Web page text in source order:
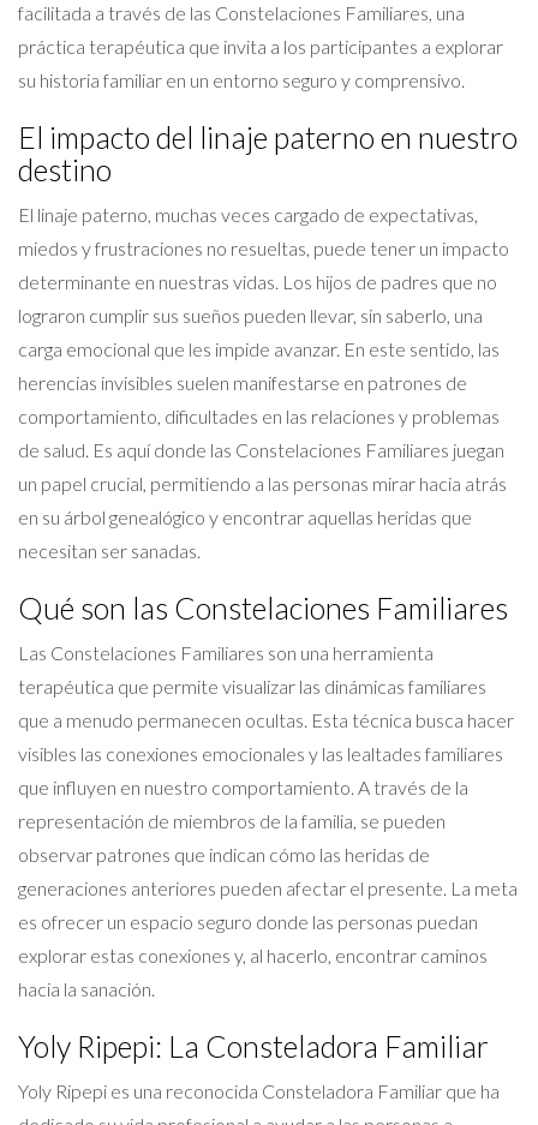
facilitada a través de las Constelaciones Familiares, una
práctica terapéutica que invita a los participantes a explorar
su historia familiar en un entorno seguro y comprensivo.
El impacto del linaje paterno en nuestro
destino
El linaje paterno, muchas veces cargado de expectativas,
miedos y frustraciones no resueltas, puede tener un impacto
determinante en nuestras vidas. Los hijos de padres que no
lograron cumplir sus sueños pueden llevar, sin saberlo, una
carga emocional que les impide avanzar. En este sentido, las
herencias invisibles suelen manifestarse en patrones de
comportamiento, dificultades en las relaciones y problemas
de salud. Es aquí donde las Constelaciones Familiares juegan
un papel crucial, permitiendo a las personas mirar hacia atrás
en su árbol genealógico y encontrar aquellas heridas que
necesitan ser sanadas.
Qué son las Constelaciones Familiares
Las Constelaciones Familiares son una herramienta
terapéutica que permite visualizar las dinámicas familiares
que a menudo permanecen ocultas. Esta técnica busca hacer
visibles las conexiones emocionales y las lealtades familiares
que influyen en nuestro comportamiento. A través de la
representación de miembros de la familia, se pueden
observar patrones que indican cómo las heridas de
generaciones anteriores pueden afectar el presente. La meta
es ofrecer un espacio seguro donde las personas puedan
explorar estas conexiones y, al hacerlo, encontrar caminos
hacia la sanación.
Yoly Ripepi: La Consteladora Familiar
Yoly Ripepi es una reconocida Consteladora Familiar que ha